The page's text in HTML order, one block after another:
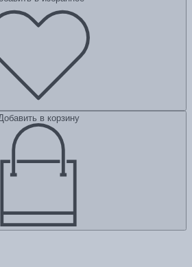
в корзину